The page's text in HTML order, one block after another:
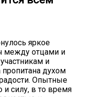
яркое
между отцами и
и
духом
Опытные
и силу, в то время